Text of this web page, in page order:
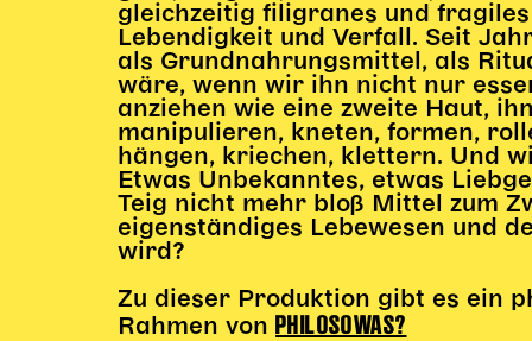
gleichzeitig filigranes und
Lebendigkeit und Verfall. Seit
als Grundnahrungsmittel, als
wäre, wenn wir ihn nicht nur
anziehen wie eine zweite Haut,
manipulieren, kneten, formen,
hängen, kriechen, klettern. Und
Etwas Unbekanntes, etwas
Teig nicht mehr bloß Mittel zum
eigenständiges Lebewesen und
wird?
Zu dieser Produktion gibt es ein
Rahmen von PHILOSOWAS?